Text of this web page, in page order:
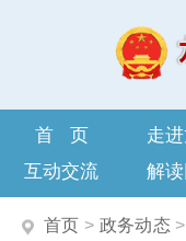
首页 走
互动交流
解
首页 > 政务动态>